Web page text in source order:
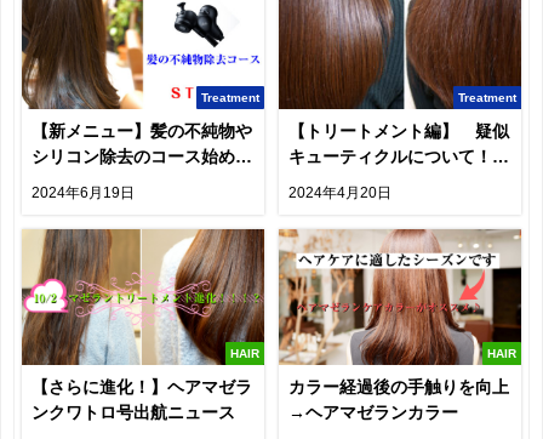
Treatment
【新メニュー】髪の不純物や
シリコン除去のコース始めま
2024年6月19日
Treatment
【トリートメント編】 疑似
キューティクルについて！疑
2024年4月20日
HAIR
【さらに進化！】ヘアマゼラ
ンクワトロ号出航ニュース
HAIR
カラー経過後の手触りを向上
→ヘアマゼランカラー